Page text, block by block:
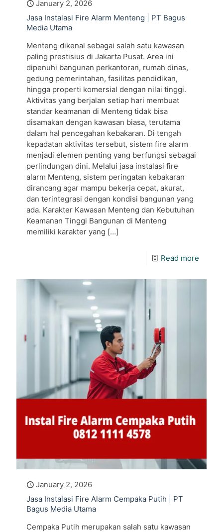
January 2, 2026
Jasa Instalasi Fire Alarm Menteng | PT Bagus
Media Utama
Menteng dikenal sebagai salah satu kawasan
paling prestisius di Jakarta Pusat. Area ini
dipenuhi bangunan perkantoran, rumah dinas,
gedung pemerintahan, fasilitas pendidikan,
hingga properti komersial dengan nilai tinggi.
Aktivitas yang berjalan setiap hari membuat
standar keamanan di Menteng tidak bisa
disamakan dengan kawasan biasa, terutama
dalam hal pencegahan kebakaran. Di tengah
kepadatan aktivitas tersebut, sistem fire alarm
menjadi elemen penting yang berfungsi sebagai
perlindungan dini. Melalui jasa instalasi fire
alarm Menteng, sistem peringatan kebakaran
dirancang agar mampu bekerja cepat, akurat,
dan terintegrasi dengan kondisi bangunan yang
ada. Karakter Kawasan Menteng dan Kebutuhan
Keamanan Tinggi Bangunan di Menteng
memiliki karakter yang […]
Read more
January 2, 2026
Jasa Instalasi Fire Alarm Cempaka Putih | PT
Bagus Media Utama
Cempaka Putih merupakan salah satu kawasan